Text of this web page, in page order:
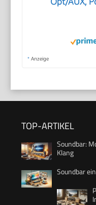
* Anzeige
TOP-ARTIKEL
Soundbar:
Klang
Soundbar